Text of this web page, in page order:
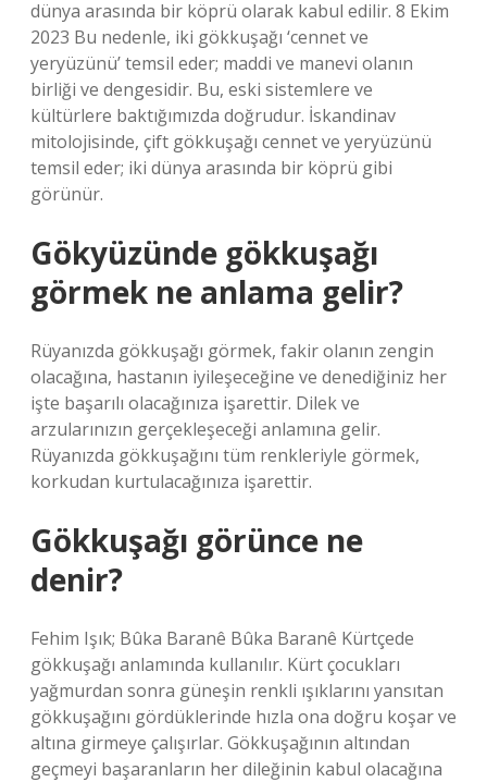
dünya arasında bir köprü olarak kabul edilir. 8 Ekim
2023 Bu nedenle, iki gökkuşağı ‘cennet ve
yeryüzünü’ temsil eder; maddi ve manevi olanın
birliği ve dengesidir. Bu, eski sistemlere ve
kültürlere baktığımızda doğrudur. İskandinav
mitolojisinde, çift gökkuşağı cennet ve yeryüzünü
temsil eder; iki dünya arasında bir köprü gibi
görünür.
Gökyüzünde gökkuşağı
görmek ne anlama gelir?
Rüyanızda gökkuşağı görmek, fakir olanın zengin
olacağına, hastanın iyileşeceğine ve denediğiniz her
işte başarılı olacağınıza işarettir. Dilek ve
arzularınızın gerçekleşeceği anlamına gelir.
Rüyanızda gökkuşağını tüm renkleriyle görmek,
korkudan kurtulacağınıza işarettir.
Gökkuşağı görünce ne
denir?
Fehim Işık; Bûka Baranê Bûka Baranê Kürtçede
gökkuşağı anlamında kullanılır. Kürt çocukları
yağmurdan sonra güneşin renkli ışıklarını yansıtan
gökkuşağını gördüklerinde hızla ona doğru koşar ve
altına girmeye çalışırlar. Gökkuşağının altından
geçmeyi başaranların her dileğinin kabul olacağına